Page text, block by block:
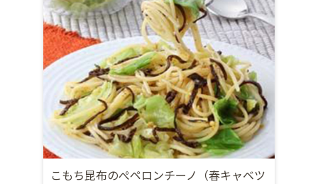
こもち昆布のぺペロンチーノ（春キャベツ